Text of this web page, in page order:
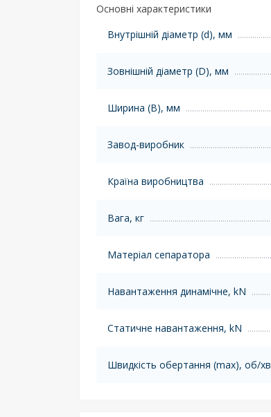
Основні характеристики
Внутрішній діаметр (d), мм
Зовнішній діаметр (D), мм
Ширина (B), мм
Завод-виробник
Країна виробництва
Вага, кг
Матеріал сепаратора
Навантаження динамічне, kN
Статичне навантаження, kN
Швидкість обертання (max), об/хв